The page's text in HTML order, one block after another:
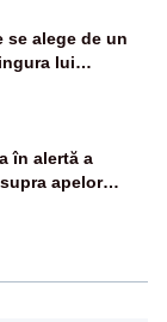
se alege de un
lui
în alertă a
apelor
două F-16